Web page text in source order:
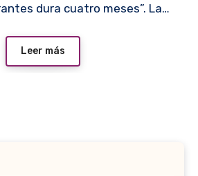
dura cuatro meses”. La…
Leer más